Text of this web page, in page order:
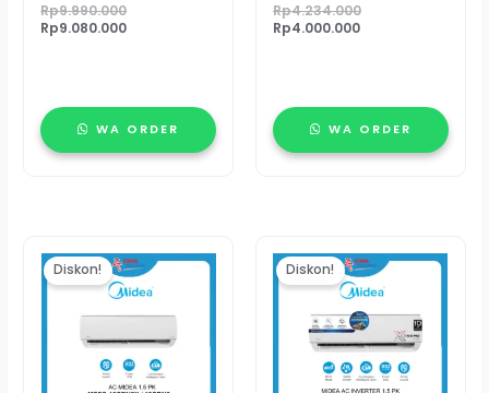
Rp9.990.000
Rp9.080.000
WA ORDER
Rp4.234.000
Rp4.000.000
WA ORDER
Diskon!
aslinya
adalah:
Rp5.890.000.
saat
ini
adalah:
Rp5.400.000.
Diskon!
aslinya
adalah:
Rp6.780.000.
saat
ini
adalah:
Rp6.458.000.